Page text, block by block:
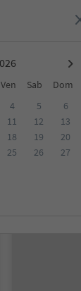
Ven Sab
Dom
4 5
6
11 12
13
18 19
20
25 26
27